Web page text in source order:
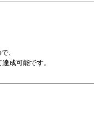
、
成可能です。